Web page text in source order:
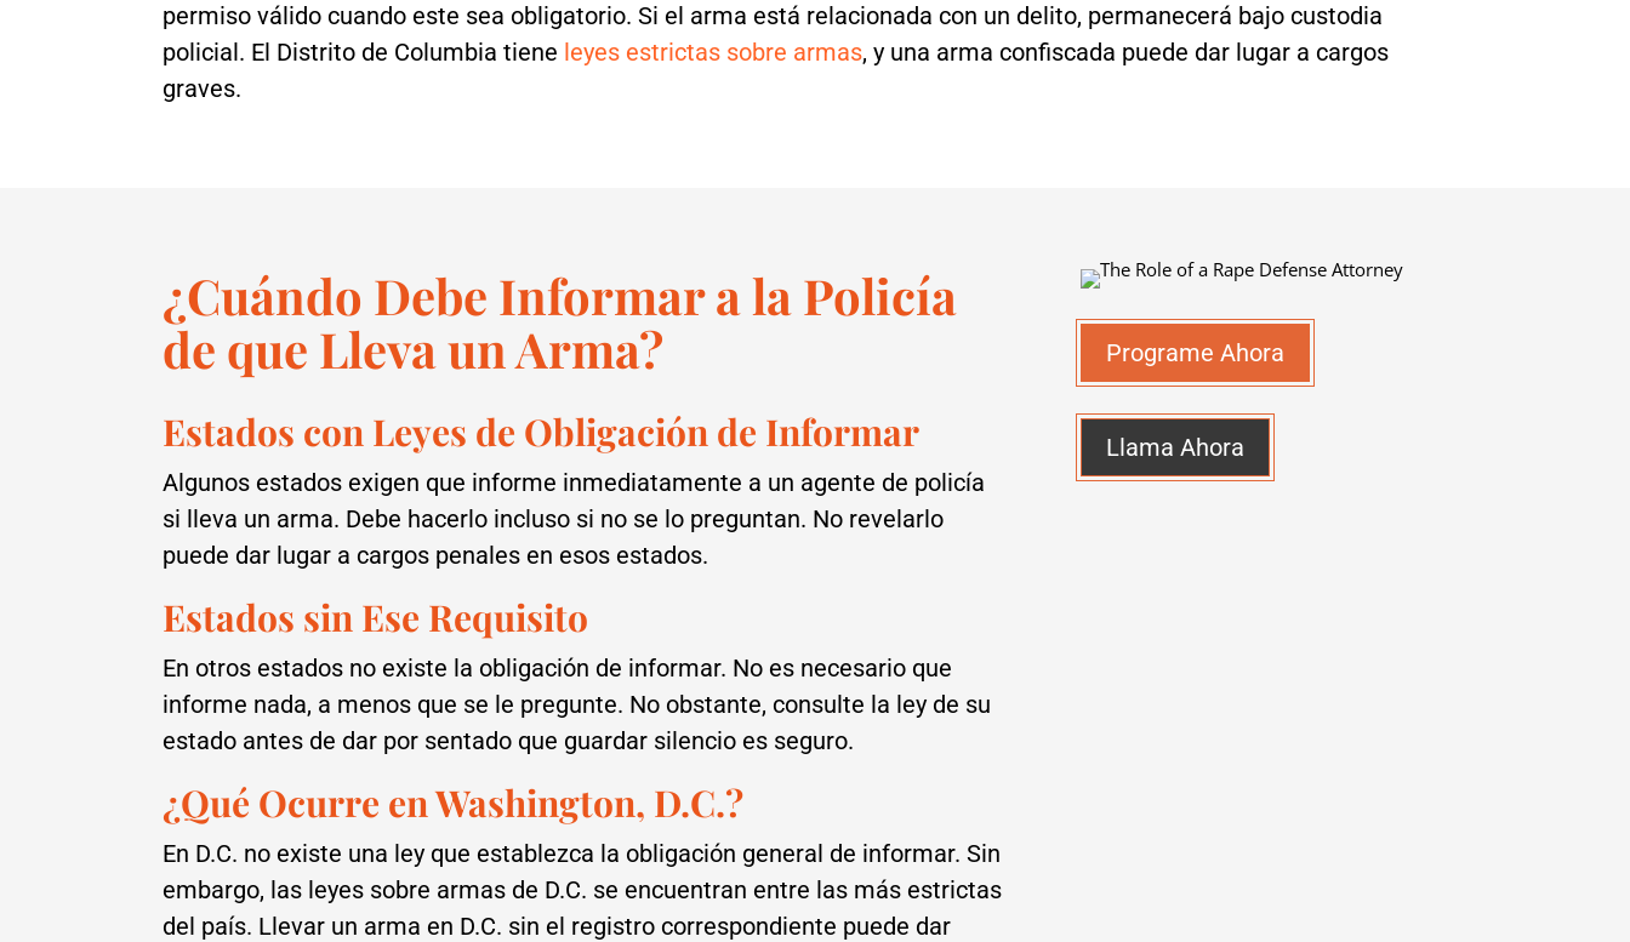
permiso válido cuando este sea obligatorio. Si el arma está relacionada con un delito, permanecerá bajo custodia
policial. El Distrito de Columbia tiene leyes estrictas sobre armas, y una arma confiscada puede dar lugar a cargos
graves.
¿Cuándo Debe Informar a la Policía
de que Lleva un Arma?
Estados con Leyes de Obligación de Informar
Algunos estados exigen que informe inmediatamente a un agente de policía
si lleva un arma. Debe hacerlo incluso si no se lo preguntan. No revelarlo
puede dar lugar a cargos penales en esos estados.
Estados sin Ese Requisito
En otros estados no existe la obligación de informar. No es necesario que
informe nada, a menos que se le pregunte. No obstante, consulte la ley de su
estado antes de dar por sentado que guardar silencio es seguro.
¿Qué Ocurre en Washington, D.C.?
En D.C. no existe una ley que establezca la obligación general de informar. Sin
embargo, las leyes sobre armas de D.C. se encuentran entre las más estrictas
del país. Llevar un arma en D.C. sin el registro correspondiente puede dar
Programe Ahora
Llama Ahora